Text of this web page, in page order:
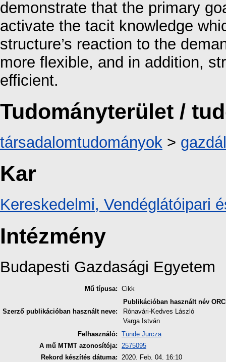
demonstrate that the primary
activate the tacit knowledge
structure’s reaction to the
more flexible, and in addition,
efficient.
Tudományterület /
társadalomtudományok >
Kar
Kereskedelmi, Vendéglátóipari
Intézmény
Budapesti Gazdasági Egyetem
Mű típusa: Cikk
Szerző publikációban használt neve:
Publikációban használt név
Rónavári-Kedves László
Varga István
Felhasználó: Tünde Jurcza
A mű MTMT azonosítója: 2575095
Rekord készítés dátuma: 2020. Feb. 04. 16:10